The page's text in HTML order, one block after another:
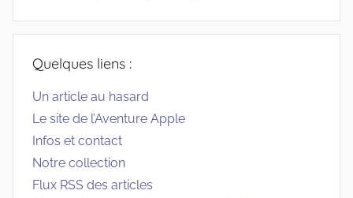
Quelques liens :
Un article au hasard
Le site de l’Aventure Apple
Infos et contact
Notre collection
Flux RSS des articles